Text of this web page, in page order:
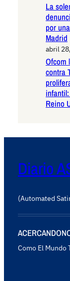
La
por
Madrid
abril
Ofcom
contra
Reino
Diario
(Automated
Como El Mundo